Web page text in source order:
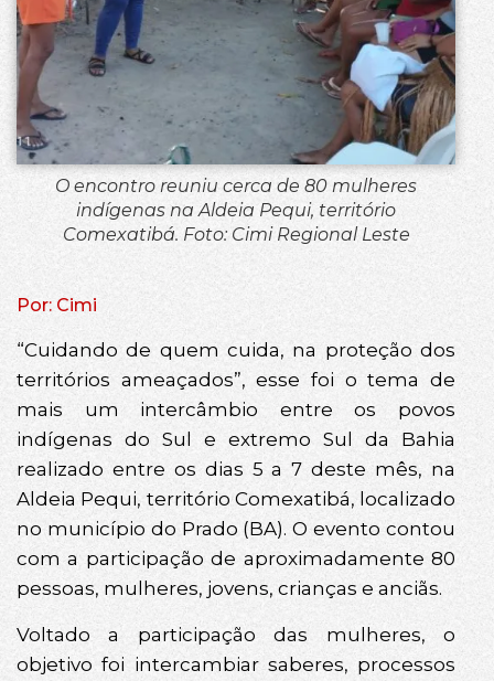
O encontro reuniu cerca de 80 mulheres
indígenas na Aldeia Pequi, território
Comexatibá. Foto: Cimi Regional Leste
Por: Cimi
“Cuidando de quem cuida, na proteção dos
territórios ameaçados”, esse foi o tema de
mais um intercâmbio entre os povos
indígenas do Sul e extremo Sul da Bahia
realizado entre os dias 5 a 7 deste mês, na
Aldeia Pequi, território Comexatibá, localizado
no município do Prado (BA). O evento contou
com a participação de aproximadamente 80
pessoas, mulheres, jovens, crianças e anciãs.
Voltado a participação das mulheres, o
objetivo foi intercambiar saberes, processos